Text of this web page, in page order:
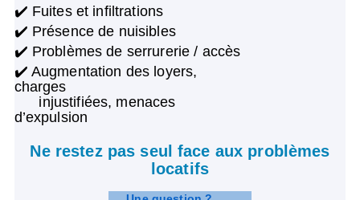
✔️ Fuites et infiltrations
✔️ Présence de nuisibles
✔️ Problèmes de serrurerie / accès
✔️ Augmentation des loyers,
charges
injustifiées, menaces
d’expulsion
Ne restez pas seul face aux problèmes
locatifs